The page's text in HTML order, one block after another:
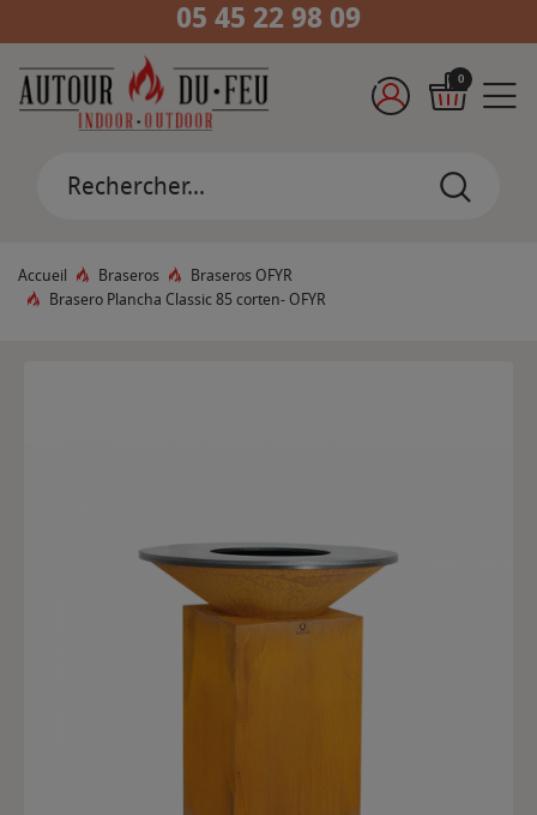
05 45 22 98 09
0
Accueil Braseros
Braseros OFYR
Brasero Plancha Classic 85 corten- OFYR